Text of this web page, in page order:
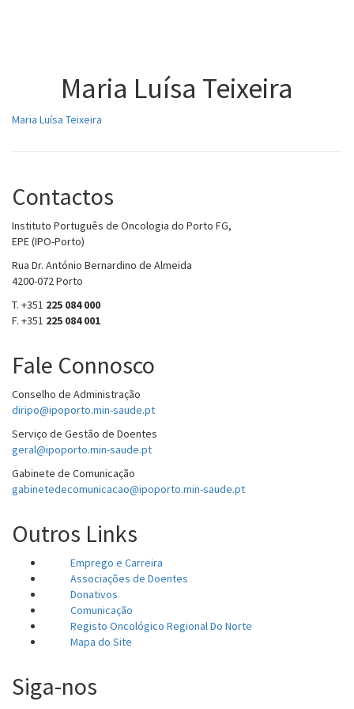
Maria Luísa Teixeira
Maria Luísa Teixeira
Contactos
Instituto Português de Oncologia do Porto FG,
EPE (IPO-Porto)
Rua Dr. António Bernardino de Almeida
4200-072 Porto
T. +351 225 084 000
F. +351 225 084 001
Fale Connosco
Conselho de Administração
diripo@ipoporto.min-saude.pt
Serviço de Gestão de Doentes
geral@ipoporto.min-saude.pt
Gabinete de Comunicação
gabinetedecomunicacao@ipoporto.min-saude.pt
Outros Links
Emprego e Carreira
Associações de Doentes
Donativos
Comunicação
Registo Oncológico Regional Do Norte
Mapa do Site
Siga-nos